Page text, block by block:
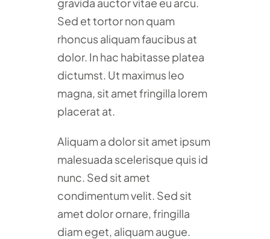
Sed et tortor non quam
rhoncus aliquam faucibus at
dolor. In hac habitasse platea
dictumst. Ut maximus leo
magna, sit amet fringilla lorem
placerat at.
Aliquam a dolor sit amet ipsum
malesuada scelerisque quis id
nunc. Sed sit amet
condimentum velit. Sed sit
amet dolor ornare, fringilla
diam eget, aliquam augue.